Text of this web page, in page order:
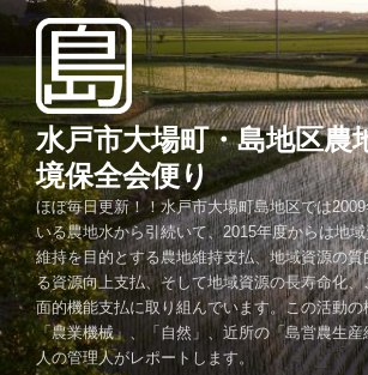
コ
テ
ン
ツ
へ
ス
キ
ッ
プ
水戸市大場町・島地区農
境保全会便り
ほぼ毎日更新！！水戸市大場町島地区では
いる農地水から引続いて、2015年度からは地
維持を目的とする農地維持支払、地域資源の
る資源向上支払、そして地域資源の長寿命化、
面的機能支払に取り組んでいます。この活動
「農業機械」、「自然」、近所の「島営農生
人の管理人がレポートします。